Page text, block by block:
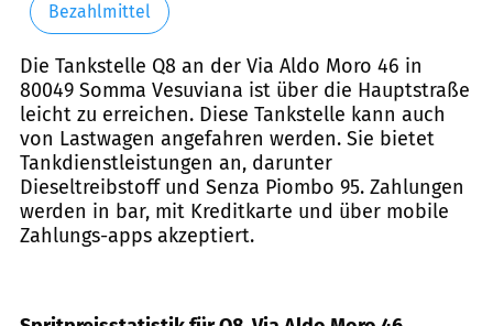
Bezahlmittel
Die Tankstelle Q8 an der Via Aldo Moro 46 in
80049 Somma Vesuviana ist über die Hauptstraße
leicht zu erreichen. Diese Tankstelle kann auch
von Lastwagen angefahren werden. Sie bietet
Tankdienstleistungen an, darunter
Dieseltreibstoff und Senza Piombo 95. Zahlungen
werden in bar, mit Kreditkarte und über mobile
Zahlungs-apps akzeptiert.